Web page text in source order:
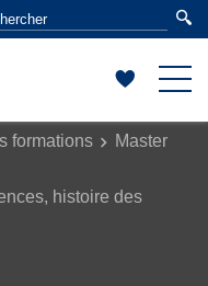
formations
Master
histoire des